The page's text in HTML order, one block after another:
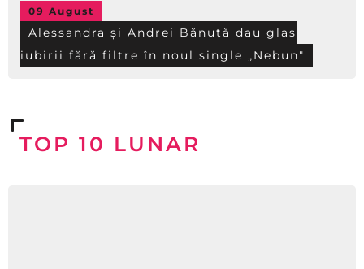
09 August
Alessandra și Andrei Bănuță dau glas
iubirii fără filtre în noul single „Nebun"
TOP 10 LUNAR